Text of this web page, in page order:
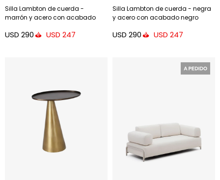
Silla Lambton de cuerda -
marrón y acero con acabado
USD 290 USD 247
Silla Lambton de cuerda - negra
y acero con acabado negro
USD 290 USD 247